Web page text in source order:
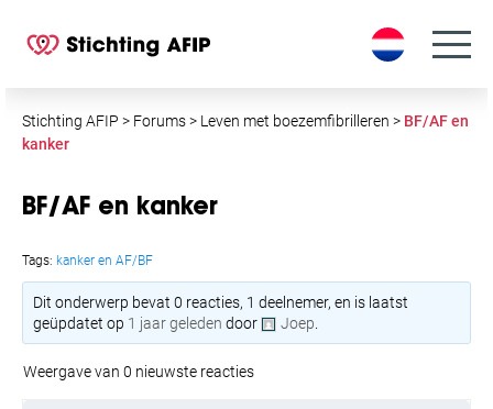
Stichting AFIP > Forums> Leven met boezemfibrilleren > BF/AF en
kanker
BF/AF en kanker
Tags: kanker en AF/BF
Dit onderwerp bevat 0 reacties, 1 deelnemer, en is laatst
geüpdatet op 1 jaar geleden door Joep
Weergave van 0 nieuwste reacties